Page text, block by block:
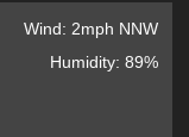
Wind: 2mph NNW
Humidity: 89%